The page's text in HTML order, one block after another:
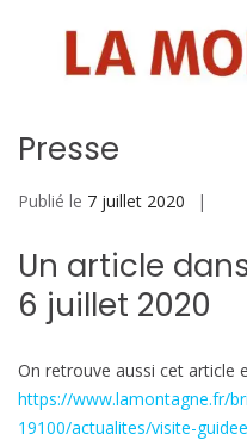
Presse
Publié le 7 juillet 2020
Un article
6 juillet 2020
On retrouve aussi cet article
https://www.lamontagne.fr/
19100/actualites/visite-